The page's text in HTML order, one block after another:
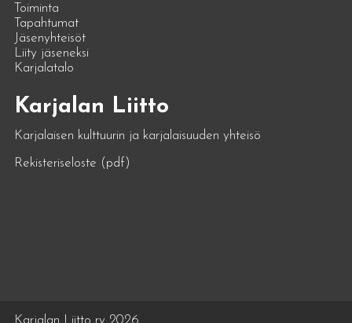
Toiminta
Tapahtumat
Jäsenyhteisöt
Liity jäseneksi
Karjalatalo
Karjalan Liitto
Karjalaisen kulttuurin ja karjalaisuuden yhteisö
Rekisteriseloste (pdf)